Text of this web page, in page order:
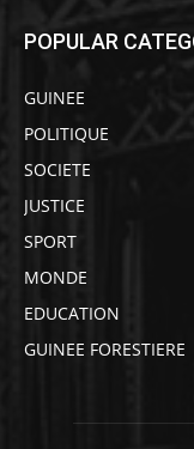
POPULAR
GUINEE
POLITIQUE
SOCIETE
JUSTICE
SPORT
MONDE
EDUCATION
GUINEE FORESTIERE